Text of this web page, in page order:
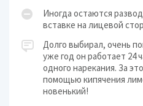
Иногда остаются
вставке на лицевой
Долго выбирал, очень
уже год он работает 24
одного нарекания. За
помощью кипячения
новенький!